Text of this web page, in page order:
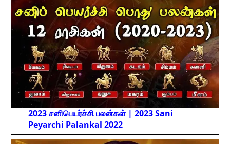
2023 சனிபெயர்ச்சி பலன்கள் | 2023 Sani
Peyarchi Palankal 2022